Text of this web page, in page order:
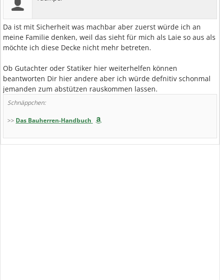
Da ist mit Sicherheit was machbar aber zuerst würde ich an
meine Familie denken, weil das sieht für mich als Laie so aus als
möchte ich diese Decke nicht mehr betreten.
Ob Gutachter oder Statiker hier weiterhelfen können
beantworten Dir hier andere aber ich würde defnitiv schonmal
jemanden zum abstützen rauskommen lassen.
Schnäppchen:
>> Das Bauherren-Handbuch